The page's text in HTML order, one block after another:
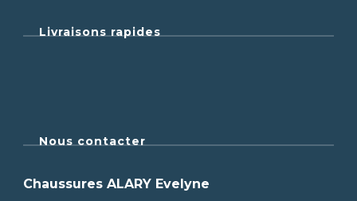
Livraisons rapides
Nous contacter
Chaussures ALARY Evelyne